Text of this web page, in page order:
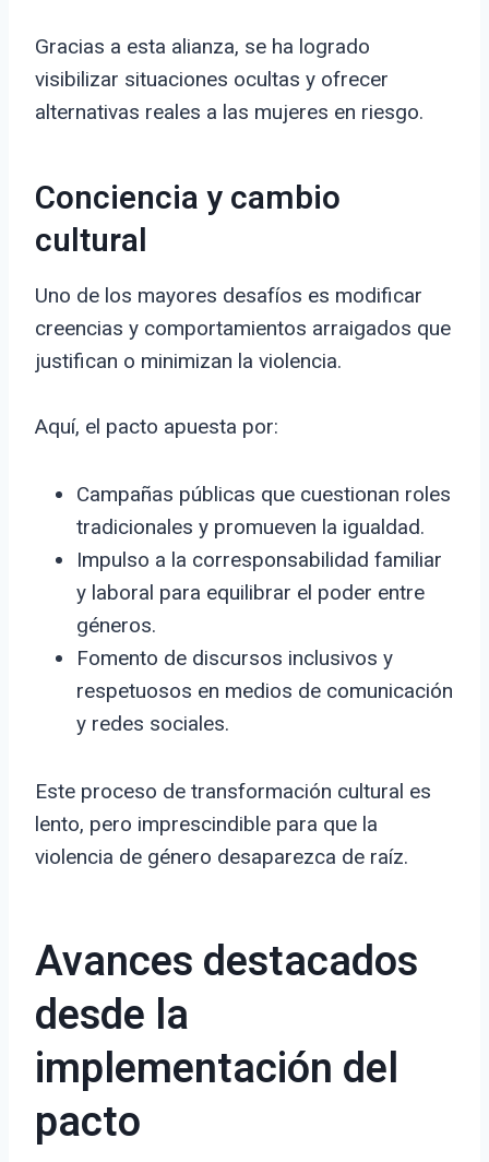
Gracias a esta alianza, se ha logrado
visibilizar situaciones ocultas y ofrecer
alternativas reales a las mujeres en riesgo.
Conciencia y cambio
cultural
Uno de los mayores desafíos es modificar
creencias y comportamientos arraigados que
justifican o minimizan la violencia.
Aquí, el pacto apuesta por:
Campañas públicas que cuestionan roles
tradicionales y promueven la igualdad.
Impulso a la corresponsabilidad familiar
y laboral para equilibrar el poder entre
géneros.
Fomento de discursos inclusivos y
respetuosos en medios de comunicación
y redes sociales.
Este proceso de transformación cultural es
lento, pero imprescindible para que la
violencia de género desaparezca de raíz.
Avances destacados
desde la
implementación del
pacto